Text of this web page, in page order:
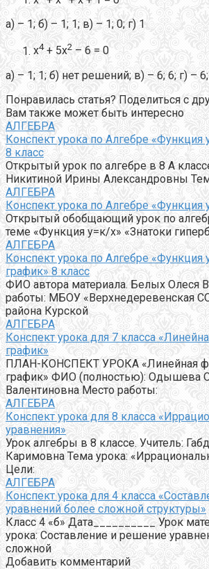
а) – 1; б) – 1; 1; в) – 1; 0; г) 1
х4+ 5х2 – 6 = 0
а) – 1; 1; б) нет решений; в) – 6; 6; г) –
Понравилась статья? Поделиться с
Вам также может быть интересно
АЛГЕБРА
Конспект урока по Алгебре «Функция
8 класс
Открытый урок по алгебре в 8 А
Никитиной Ирины Александровны
АЛГЕБРА
Конспект урока по Алгебре «Функция
Открытый обобщающий урок по
теме «Функция у=к/х» «Знатоки
АЛГЕБРА
Конспект урока по Алгебре «Функция
график» 8 класс
ФИО автора материала. Белых Олеся
работы: МБОУ «Верхнедеревенская
района Курской
АЛГЕБРА
Конспект урока для 7 класса
график»
ПЛАН-КОНСПЕКТ УРОКА «Линейная
график» ФИО (полностью): Одышева
Валентиновна Место работы:
АЛГЕБРА
Конспект урока для 8 класса
уравнения»
Урок алгебры в 8 классе. Учитель:
Каримовна Тема урока:
Цели:
АЛГЕБРА
Конспект урока для 4 класса
уравнений более сложной структуры»
Класс 4 «б» Дата__________ Урок
урока: Составление и решение
сложной
Добавить комментарий